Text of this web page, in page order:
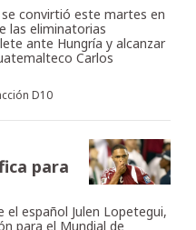
convirtió este martes en
las eliminatorias
ante Hungría y alcanzar
Carlos
D10
para
el español Julen Lopetegui,
para el Mundial de